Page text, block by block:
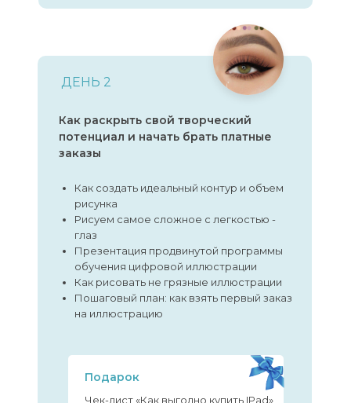
ДЕНЬ 2
Как раскрыть свой творческий
потенциал и начать брать платные
заказы
Как создать идеальный контур и объем
рисунка
Рисуем самое сложное с легкостью -
глаз
Презентация продвинутой программы
обучения цифровой иллюстрации
Как рисовать не грязные иллюстрации
Пошаговый план: как взять первый заказ
на иллюстрацию
Подарок
Чек-лист «Как выгодно купить IPad»